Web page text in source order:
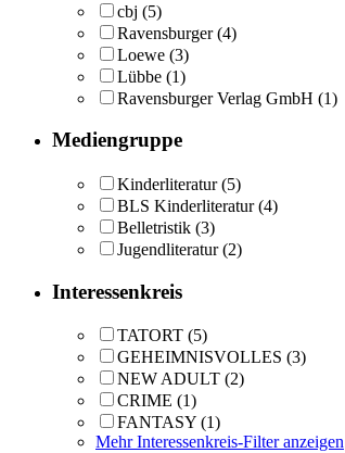
cbj (5)
Ravensburger (4)
Loewe (3)
Lübbe (1)
Ravensburger Verlag GmbH (1)
Mediengruppe
Kinderliteratur (5)
BLS Kinderliteratur (4)
Belletristik (3)
Jugendliteratur (2)
Interessenkreis
TATORT (5)
GEHEIMNISVOLLES (3)
NEW ADULT (2)
CRIME (1)
FANTASY (1)
Mehr Interessenkreis-Filter anzeigen